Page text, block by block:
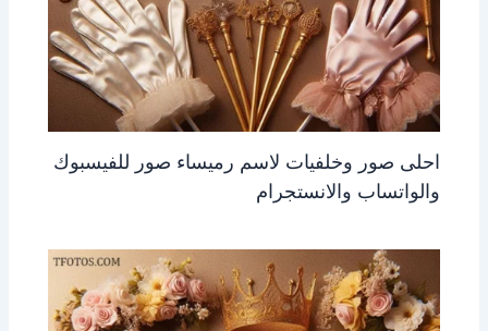
احلى صور وخلفيات لاسم رميساء صور للفيسبوك
والواتساب والانستجرام